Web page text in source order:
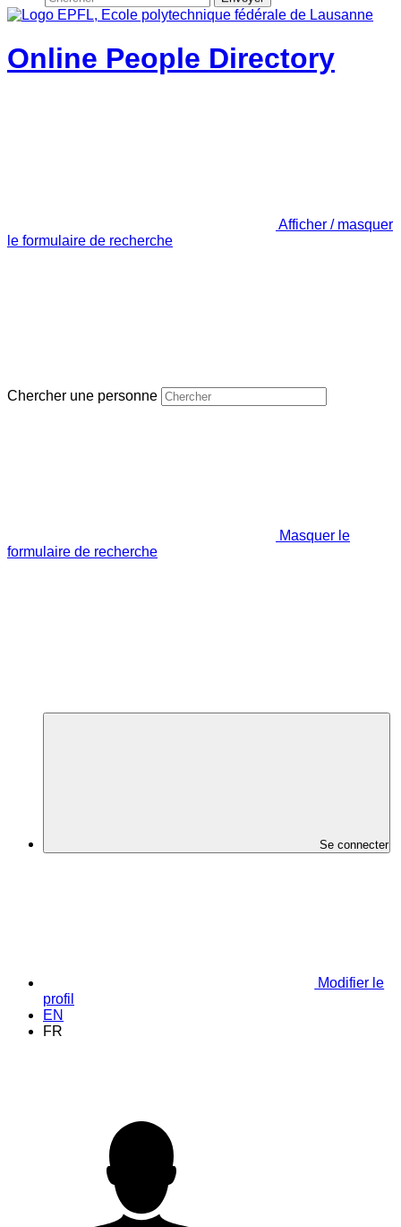
Online People Directory
Afficher / masquer
le formulaire de recherche
Chercher une personne
Masquer le
formulaire de recherche
Se connecter
Modifier le
profil
EN
FR